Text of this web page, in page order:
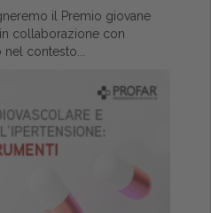
il Premio giovane
collaborazione con
contesto...